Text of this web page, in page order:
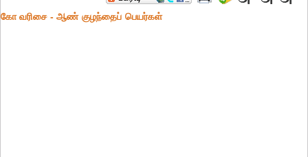
கோ வரிசை - ஆண் குழந்தைப் பெயர்கள்